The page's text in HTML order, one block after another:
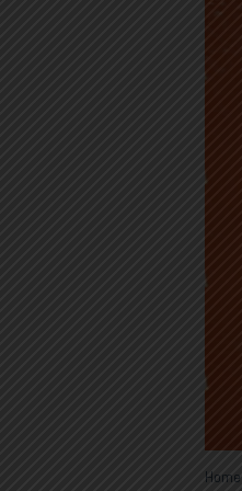
Home